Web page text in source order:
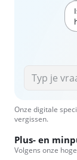
Onze digitale
vergissen.
Plus- en
Volgens onze